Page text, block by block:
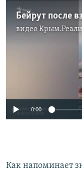
видео
No
0:00
Как напоминает